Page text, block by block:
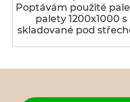
Poptávám použité
palety 1200x1000
skladované pod